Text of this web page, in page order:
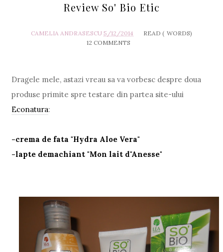
Review So' Bio Etic
CAMELIA ANDRASESCU 5/12/2014 READ ( WORDS)
12 COMMENTS
Dragele mele, astazi vreau sa va vorbesc despre doua
produse primite spre testare din partea site-ului
Econatura:
-crema de fata "Hydra Aloe Vera"
-lapte demachiant "Mon lait d"Anesse"